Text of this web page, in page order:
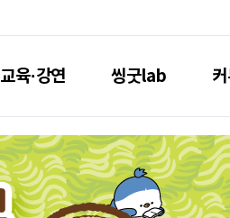
교육·강연 씽굿lab